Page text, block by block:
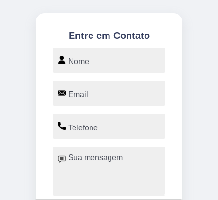
Entre em Contato